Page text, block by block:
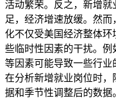
活动繁荣。反之，新增
足，经济增速放缓。然
化不仅受美国经济整体
些临时性因素的干扰。
等因素可能导致一些行业
在分析新增就业岗位时
据和季节性调整后的数据